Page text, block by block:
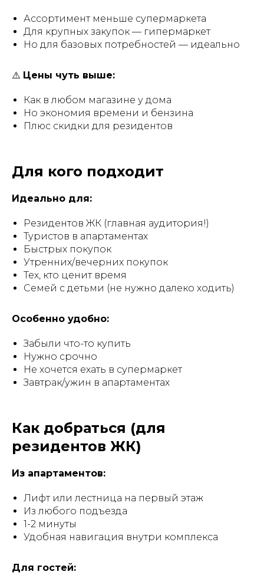
Ассортимент меньше супермаркета
Для крупных закупок — гипермаркет
Но для базовых потребностей — идеально
⚠️ Цены чуть выше:
Как в любом магазине у дома
Но экономия времени и бензина
Плюс скидки для резидентов
Для кого подходит
Идеально для:
Резидентов ЖК (главная аудитория!)
Туристов в апартаментах
Быстрых покупок
Утренних/вечерних покупок
Тех, кто ценит время
Семей с детьми (не нужно далеко ходить)
Особенно удобно:
Забыли что-то купить
Нужно срочно
Не хочется ехать в супермаркет
Завтрак/ужин в апартаментах
Как добраться (для
резидентов ЖК)
Из апартаментов:
Лифт или лестница на первый этаж
Из любого подъезда
1-2 минуты
Удобная навигация внутри комплекса
Для гостей: